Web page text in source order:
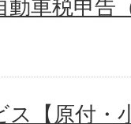
動車税申告
ス【原付・